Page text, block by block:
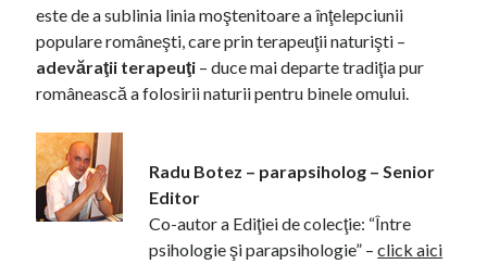
este de a sublinia linia moştenitoare a înţelepciunii
populare româneşti, care prin terapeuţii naturişti –
adevăraţii terapeuţi – duce mai departe tradiţia pur
românească a folosirii naturii pentru binele omului.
Radu Botez – parapsiholog – Senior
Editor
Co-autor a Ediţiei de colecţie: “Între
psihologie şi parapsihologie” –click aici